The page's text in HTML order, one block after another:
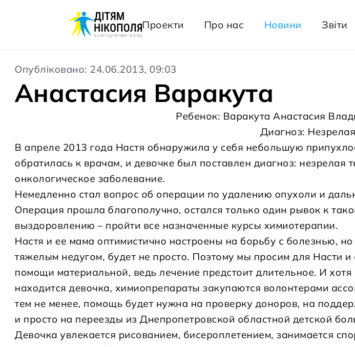
Проекти Про нас Новини Звіти
Опубліковано: 24.06.2013, 09:03
Анастасия Варакута
Ребенок: Варакута Анастасия
Диагноз:
В апреле 2013 года Настя обнаружила у себя небольшую
обратилась к врачам, и девочке был поставлен диагноз: незрелая
онкологическое заболевание.
Немедленно стал вопрос об операции по удалению опухоли и
Операция прошла благополучно, остался только один рывок к
выздоровлению – пройти все назначенные курсы химиотерапии.
Настя и ее мама оптимистично настроены на борьбу с болезнью,
тяжелым недугом, будет не просто. Поэтому мы просим для Насти
помощи материальной, ведь лечение предстоит длительное. И хотя
находится девочка, химиопрепараты закупаются волонтерами
тем не менее, помощь будет нужна на проверку доноров, на
и просто на переезды из Днепропетровской областной детской
Девочка увлекается рисованием, бисероплетением, занимается